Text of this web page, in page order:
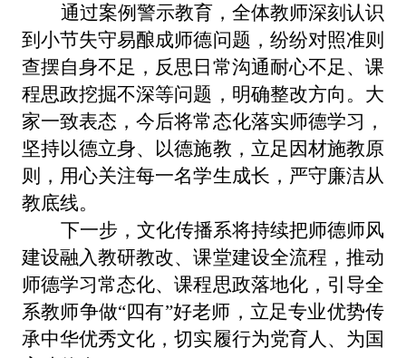
通过案例警示教育，全体教师深刻认识
到小节失守易酿成师德问题，纷纷对照准则
查摆自身不足，反思日常沟通耐心不足、课
程思政挖掘不深等问题，明确整改方向。大
家一致表态，今后将常态化落实师德学习，
坚持以德立身、以德施教，立足因材施教原
则，用心关注每一名学生成长，严守廉洁从
教底线。
下一步，文化传播系将持续把师德师风
建设融入教研教改、课堂建设全流程，推动
师德学习常态化、课程思政落地化，引导全
系教师争做“四有”好老师，立足专业优势传
承中华优秀文化，切实履行为党育人、为国